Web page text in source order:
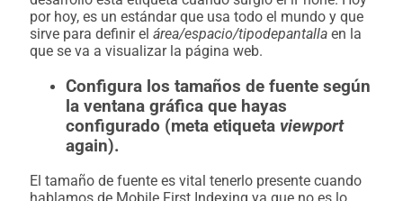
por hoy, es un estándar que usa todo el mundo y que
sirve para definir el área/espacio/tipodepantalla en la
que se va a visualizar la página web.
Configura los tamaños de fuente según
la ventana gráfica que hayas
configurado (meta etiqueta viewport
again).
El tamaño de fuente es vital tenerlo presente cuando